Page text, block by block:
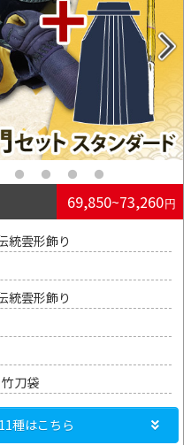
69,850~73,260
統雲形飾り
統雲形飾り
刀袋
種はこちら